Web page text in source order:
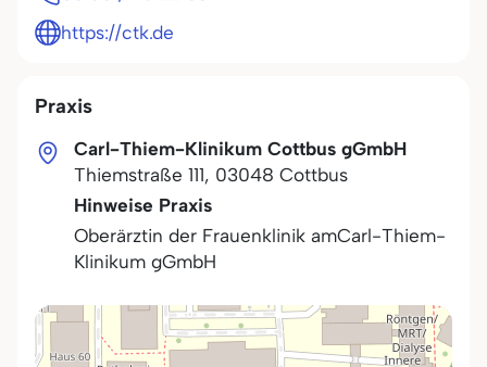
Praxis
Carl-Thiem-Klinikum Cottbus gGmbH
Thiemstraße 111, 03048 Cottbus
Hinweise Praxis
Oberärztin der Frauenklinik amCarl-Thiem-
Klinikum gGmbH
https://ctk.de